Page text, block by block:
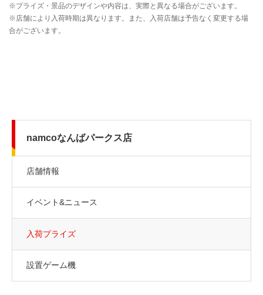
namcoなんばパークス店
店舗情報
イベント&ニュース
入荷プライズ
設置ゲーム機